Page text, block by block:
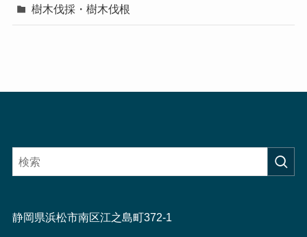
樹木伐採・樹木伐根
静岡県浜松市南区江之島町372-1